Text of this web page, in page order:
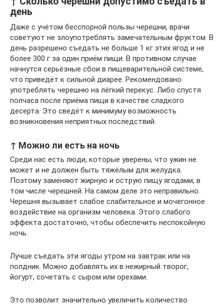
день
Даже с учётом бесспорной пользы черешни, врачи
советуют не злоупотреблять замечательным фруктом. В
день разрешено съедать не больше 1 кг этих ягод и не
более 300 г за один приём пищи. В противном случае
начнутся серьёзные сбои в пищеварительной системе,
что приведёт к сильной диарее. Рекомендовано
употреблять черешню на лёгкий перекус. Либо спустя
полчаса после приёма пищи в качестве сладкого
десерта. Это сведёт к минимуму возможность
возникновения неприятных последствий.
↑ Можно ли есть на ночь
Среди нас есть люди, которые уверены, что ужин не
может и не должен быть тяжёлым для желудка.
Поэтому заменяют жирную и острую пищу ягодами, в
том числе черешней. На самом деле это неправильно.
Черешня вызывает слабое слабительное и мочегонное
воздействие на организм человека. Этого слабого
эффекта достаточно, чтобы обеспечить неспокойную
ночь.
Лучше съедать эти ягоды утром на завтрак или на
полдник. Можно добавлять их в нежирный творог,
йогурт, сочетать с сыром или орехами.
Это позволит значительно увеличить количество